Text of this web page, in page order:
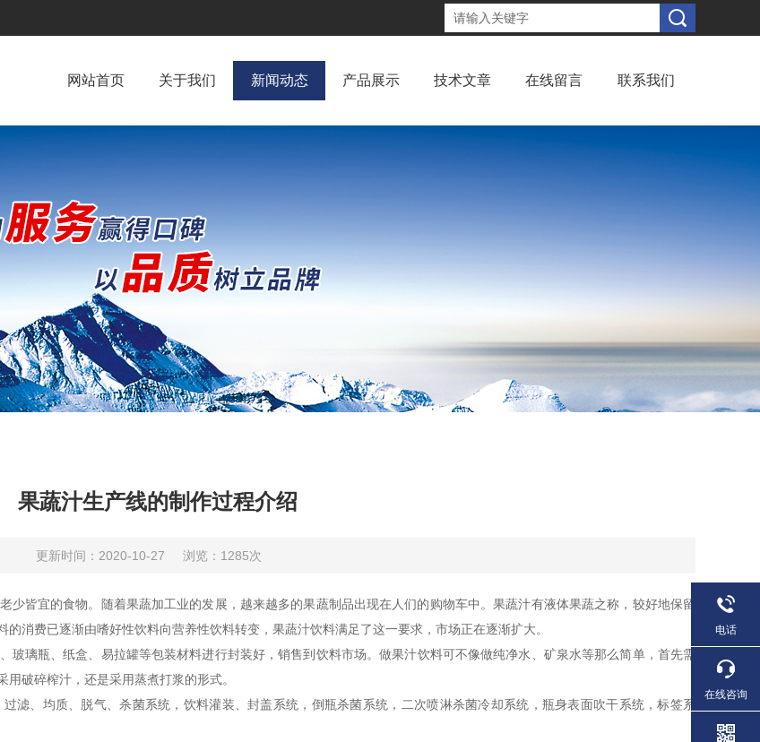
网站首页 关于我们 新闻动态 产品展示 技术文章 在线留言 联系我们
果蔬汁生产线的制作过程介绍
更新时间：2020-10-27 浏览：1285次
皆宜的食物。随着果蔬加工业的发展，越来越多的果蔬制品出现在人们的购物车中。果蔬汁有液体果蔬之称，较好地保留
消费已逐渐由嗜好性饮料向营养性饮料转变，果蔬汁饮料满足了这一要求，市场正在逐渐扩大。
玻璃瓶、纸盒、易拉罐等包装材料进行封装好，销售到饮料市场。做果汁饮料可不像做纯净水、矿泉水等那么简单，首先需
破碎榨汁，还是采用蒸煮打浆的形式。
、均质、脱气、杀菌系统，饮料灌装、封盖系统，倒瓶杀菌系统，二次喷淋杀菌冷却系统，瓶身表面吹干系统，标签系
电话
在线咨询